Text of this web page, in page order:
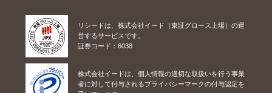
リシードは、株式会社イード（東証グロース上場）の運
営するサービスです。
証券コード：6038
株式会社イードは、個人情報の適切な取扱いを行う事業
者に対して付与されるプライバシーマークの付与認定を